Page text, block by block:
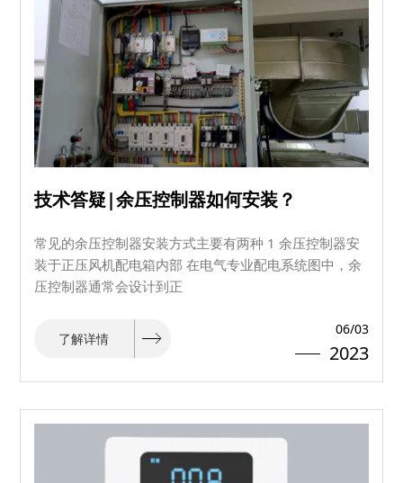
技术答疑|余压控制器如何安装？
常见的余压控制器安装方式主要有两种 1 余压控制器安
装于正压风机配电箱内部 在电气专业配电系统图中，余
压控制器通常会设计到正
了解详情
06/03
2023